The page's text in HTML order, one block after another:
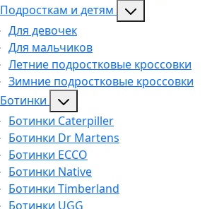
Подросткам и детям
Для девочек
Для мальчиков
Летние подростковые кроссовки
Зимние подростковые кроссовки
Ботинки
Ботинки Caterpiller
Ботинки Dr Martens
Ботинки ECCO
Ботинки Native
Ботинки Timberland
Ботинки UGG